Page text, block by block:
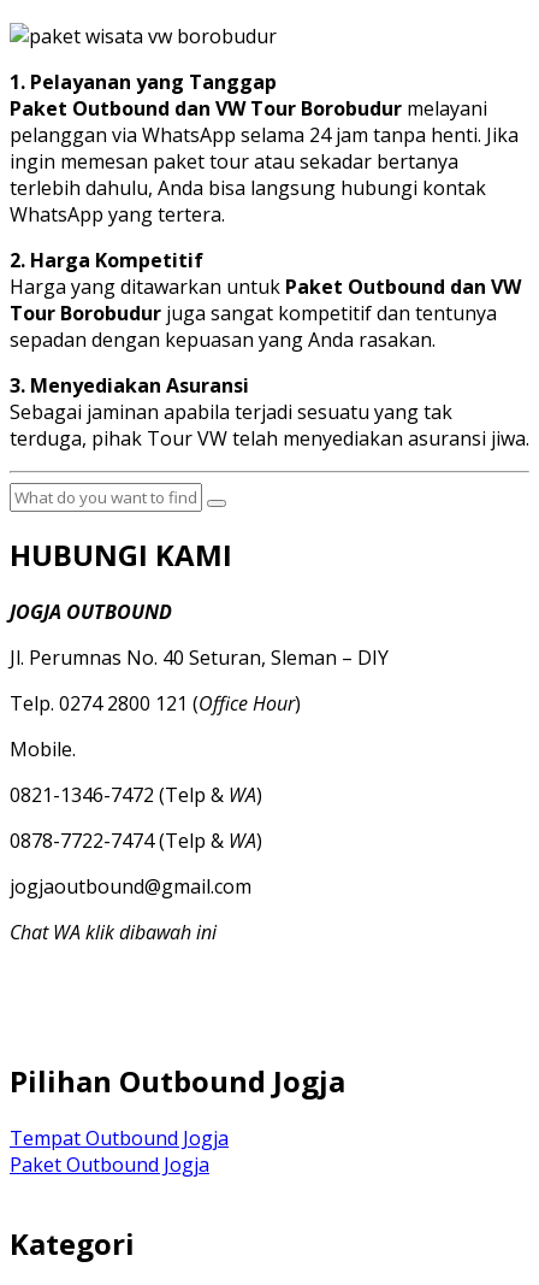
1. Pelayanan yang Tanggap
Paket Outbound dan VW Tour Borobudur melayani
pelanggan via WhatsApp selama 24 jam tanpa henti. Jika
ingin memesan paket tour atau sekadar bertanya
terlebih dahulu, Anda bisa langsung hubungi kontak
WhatsApp yang tertera.
2. Harga Kompetitif
Harga yang ditawarkan untuk Paket Outbound dan VW
Tour Borobudur juga sangat kompetitif dan tentunya
sepadan dengan kepuasan yang Anda rasakan.
3. Menyediakan Asuransi
Sebagai jaminan apabila terjadi sesuatu yang tak
terduga, pihak Tour VW telah menyediakan asuransi jiwa.
HUBUNGI KAMI
JOGJA OUTBOUND
Jl. Perumnas No. 40 Seturan, Sleman – DIY
Telp. 0274 2800 121 (Office Hour)
Mobile.
0821-1346-7472 (Telp & WA)
0878-7722-7474 (Telp & WA)
jogjaoutbound@gmail.com
Chat WA klik dibawah ini
Pilihan Outbound Jogja
Tempat Outbound Jogja
Paket Outbound Jogja
Kategori